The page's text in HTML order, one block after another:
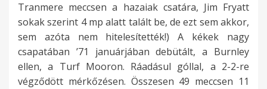
Tranmere meccsen a hazaiak csatára, Jim Fryatt
sokak szerint 4 mp alatt talált be, de ezt sem akkor,
sem azóta nem hitelesítették!) A kékek nagy
csapatában ’71 januárjában debütált, a Burnley
ellen, a Turf Mooron. Ráadásul góllal, a 2-2-re
végződött mérkőzésen. Összesen 49 meccsen 11